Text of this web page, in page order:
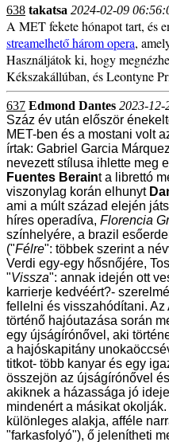
638 takatsa 2024-02-09
A MET fekete hónapot tart, és
streamelhető három opera,
Használjátok ki, hogy
Kékszakállúban, és Leontyne
637 Edmond Dantes 2023-12-
Száz év után először
MET-ben és a mostani volt
írtak: Gabriel Garcia
nevezett stílusa ihlette meg
Fuentes Beraint a librettó
viszonylag korán elhunyt
ami a múlt század elején
híres operadíva, Florencia
színhelyére, a brazil
("Félre": többek szerint a
Verdi egy-egy hősnőjére,
"Vissza": annak idején ott
karrierje kedvéért?-
fellelni és visszahódítani.
történő hajóutazása során
egy újságírónővel, aki
a hajóskapitány
titkot- több kanyar és egy
összejön az újságírónővel
akiknek a házassága jó
mindenért a másikat
különleges alakja, afféle
"farkasfolyó"), ő jelenítheti